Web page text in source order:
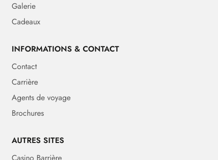
Galerie
Cadeaux
INFORMATIONS & CONTACT
Contact
Carrière
Agents de voyage
Brochures
AUTRES SITES